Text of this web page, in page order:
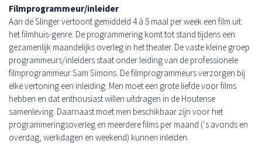
Filmprogrammeur/inleider
Aan de Slinger vertoont gemiddeld 4 à 5 maal per week een film uit
het filmhuis-genre. De programmering komt tot stand tijdens een
gezamenlijk maandelijks overleg in het theater. De vaste kleine groep
programmeurs/inleiders staat onder leiding van de professionele
filmprogrammeur Sam Simons. De filmprogrammeurs verzorgen bij
elke vertoning een inleiding. Men moet een grote liefde voor films
hebben en dat enthousiast willen uitdragen in de Houtense
samenleving. Daarnaast moet men beschikbaar zijn voor het
programmeringsoverleg en meerdere films per maand (‘s avonds en
overdag, werkdagen en weekend) kunnen inleiden.